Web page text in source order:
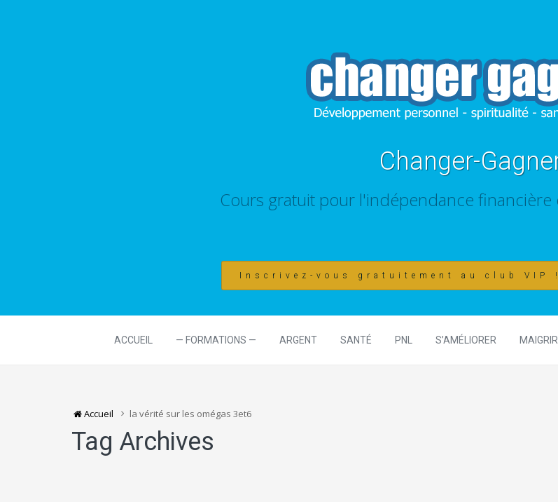
Changer-
Cours gratuit pour l'indépendance financière
Inscrivez-vous gratuitement au club VIP !
ACCUEIL — FORMATIONS — ARGENT SANTÉ PNL S’AMÉLIORER MAIGRIR
Accueil la vérité sur les omégas 3et6
Tag Archives